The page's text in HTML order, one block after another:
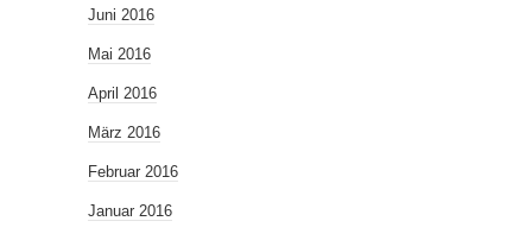
Juni 2016
Mai 2016
April 2016
März 2016
Februar 2016
Januar 2016